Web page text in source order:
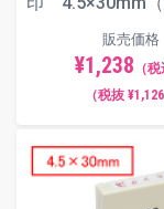
【動画】インキ
販売価格
¥1,238 （税
（税抜 ¥1,126